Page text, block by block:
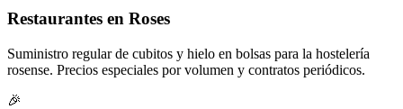
Restaurantes en Roses
Suministro regular de cubitos y hielo en bolsas para la hostelería
rosense. Precios especiales por volumen y contratos periódicos.
🎉